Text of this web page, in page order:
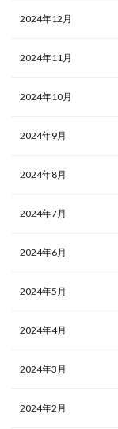
2024年12月
2024年11月
2024年10月
2024年9月
2024年8月
2024年7月
2024年6月
2024年5月
2024年4月
2024年3月
2024年2月